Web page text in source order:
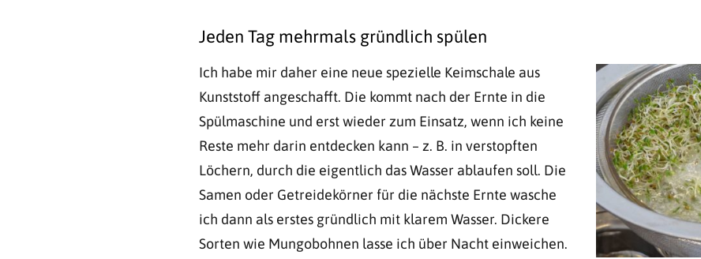
Jeden Tag mehrmals gründlich spülen
Ich habe mir daher eine neue spezielle Keimschale aus
Kunststoff angeschafft. Die kommt nach der Ernte in die
Spülmaschine und erst wieder zum Einsatz, wenn ich keine
Reste mehr darin entdecken kann – z. B. in verstopften
Löchern, durch die eigentlich das Wasser ablaufen soll. Die
Samen oder Getreidekörner für die nächste Ernte wasche
ich dann als erstes gründlich mit klarem Wasser. Dickere
Sorten wie Mungobohnen lasse ich über Nacht einweichen.